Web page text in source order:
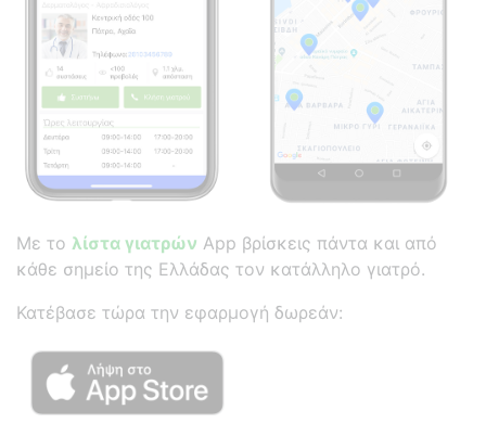
Με το λίστα γιατρών App βρίσκεις πάντα και από
κάθε σημείο της Ελλάδας τον κατάλληλο γιατρό.
Κατέβασε τώρα την εφαρμογή δωρεάν: